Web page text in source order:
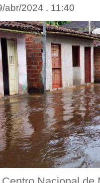
abr/2024 . 11:40